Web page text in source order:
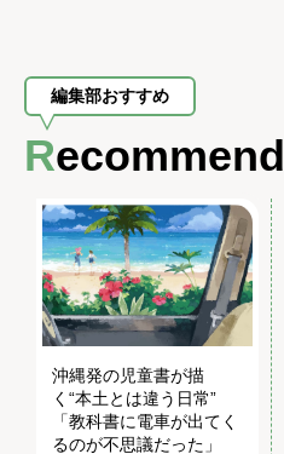
編集部おすすめ
Recommend
沖縄発の児童書が描
く“本土とは違う日常”
「教科書に電車が出てく
るのが不思議だった」